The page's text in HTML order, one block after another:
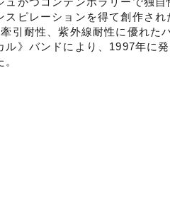
スピレーションを得て創作され
引耐性、紫外線耐性に優れた
ル》バンドにより、1997年に